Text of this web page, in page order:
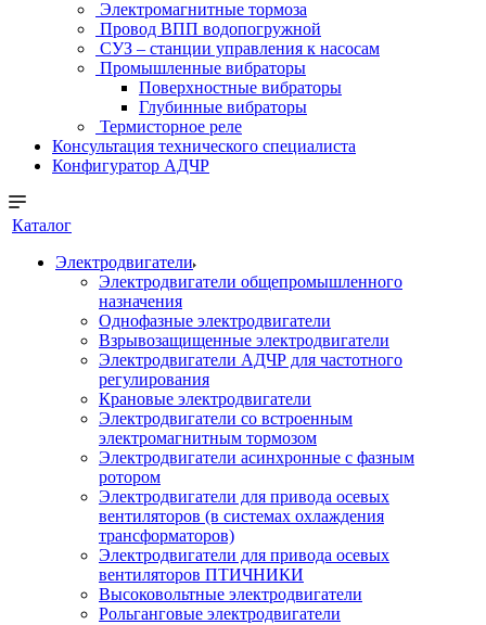
Электромагнитные тормоза
Провод ВПП водопогружной
СУЗ – станции управления к насосам
Промышленные вибраторы
Поверхностные вибраторы
Глубинные вибраторы
Термисторное реле
Консультация технического специалиста
Конфигуратор АДЧР
Каталог
Электродвигатели
Электродвигатели общепромышленного
назначения
Однофазные электродвигатели
Взрывозащищенные электродвигатели
Электродвигатели АДЧР для частотного
регулирования
Крановые электродвигатели
Электродвигатели со встроенным
электромагнитным тормозом
Электродвигатели асинхронные с фазным
ротором
Электродвигатели для привода осевых
вентиляторов (в системах охлаждения
трансформаторов)
Электродвигатели для привода осевых
вентиляторов ПТИЧНИКИ
Высоковольтные электродвигатели
Рольганговые электродвигатели